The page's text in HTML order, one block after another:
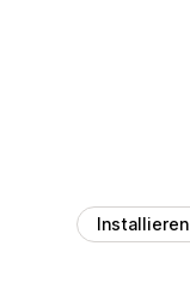
Installieren